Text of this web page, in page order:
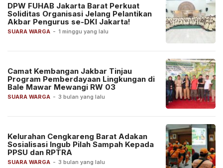
SUARA WARGA - 1 minggu yang lalu
DPW FUHAB Jakarta Barat Perkuat
Soliditas Organisasi Jelang Pelantikan
Akbar Pengurus se-DKI Jakarta!
SUARA WARGA - 3 bulan yang lalu
Camat Kembangan Jakbar Tinjau
Program Pemberdayaan Lingkungan di
Bale Mawar Mewangi RW 03
SUARA WARGA - 3 bulan yang lalu
Kelurahan Cengkareng Barat Adakan
Sosialisasi Ingub Pilah Sampah Kepada
PPSU dan RPTRA